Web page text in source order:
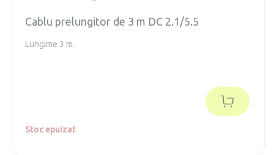
Cablu prelungitor de 3 m DC 2.1/5.5
Lungime 3 m.
Stoc epuizat